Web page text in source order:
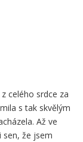
celého srdce za
s tak skvělým
Až ve
sen, že jsem